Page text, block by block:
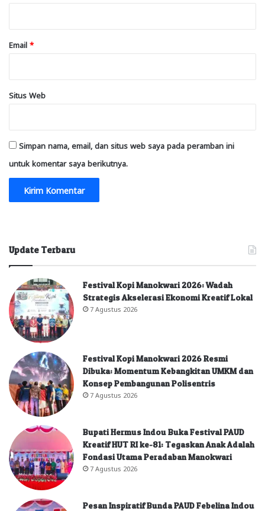
Email *
Situs Web
Simpan nama, email, dan situs web saya pada peramban ini
untuk komentar saya berikutnya.
Update Terbaru
Festival Kopi Manokwari 2026: Wadah
Strategis Akselerasi Ekonomi Kreatif Lokal
7 Agustus 2026
Festival Kopi Manokwari 2026 Resmi
Dibuka: Momentum Kebangkitan UMKM dan
Konsep Pembangunan Polisentris
7 Agustus 2026
Bupati Hermus Indou Buka Festival PAUD
Kreatif HUT RI ke-81: Tegaskan Anak Adalah
Fondasi Utama Peradaban Manokwari
7 Agustus 2026
Pesan Inspiratif Bunda PAUD Febelina Indou